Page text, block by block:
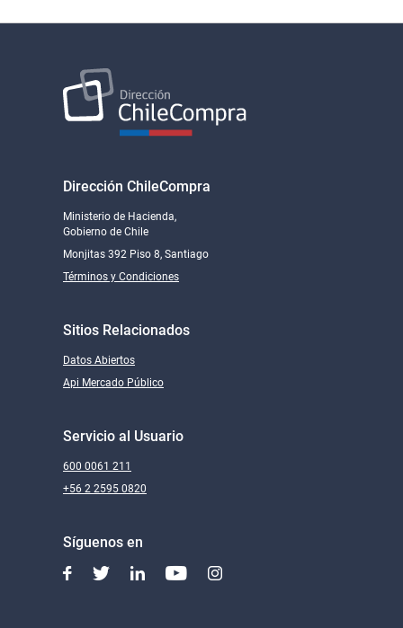
IMPORTACIONES Y EXPORTACIONES TECNODATA S.A.
Despacho cobertura nacional
Dirección ChileCompra
Ministerio de Hacienda,
Gobierno de Chile
Monjitas 392 Piso 8, Santiago
Términos y Condiciones
Sitios Relacionados
Datos Abiertos
Api Mercado Público
Servicio al Usuario
600 0061 211
+56 2 2595 0820
Síguenos en